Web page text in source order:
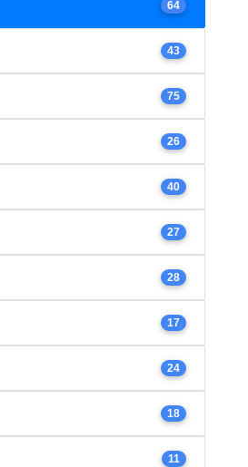
64
43
75
26
40
27
28
17
24
18
11